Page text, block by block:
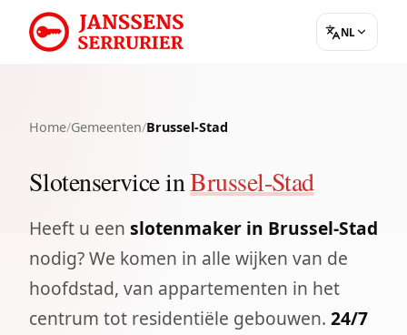
NL
Home/Gemeenten/Brussel-Stad
Slotenservice inBrussel-Stad
Heeft u een slotenmaker in Brussel-Stad
nodig? We komen in alle wijken van de
hoofdstad, van appartementen in het
centrum tot residentiële gebouwen. 24/7